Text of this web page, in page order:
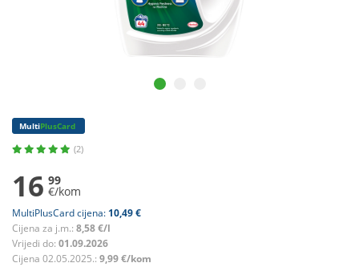
MultiPlusCard
(2)
16 99
€/kom
MultiPlusCard cijena: 10,49 €
Cijena za j.m.: 8,58 €/l
Vrijedi do: 01.09.2026
Cijena 02.05.2025.: 9,99 €/kom